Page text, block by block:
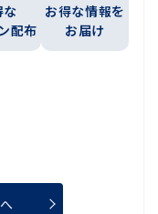
な
配布
お得な情報を
お届け